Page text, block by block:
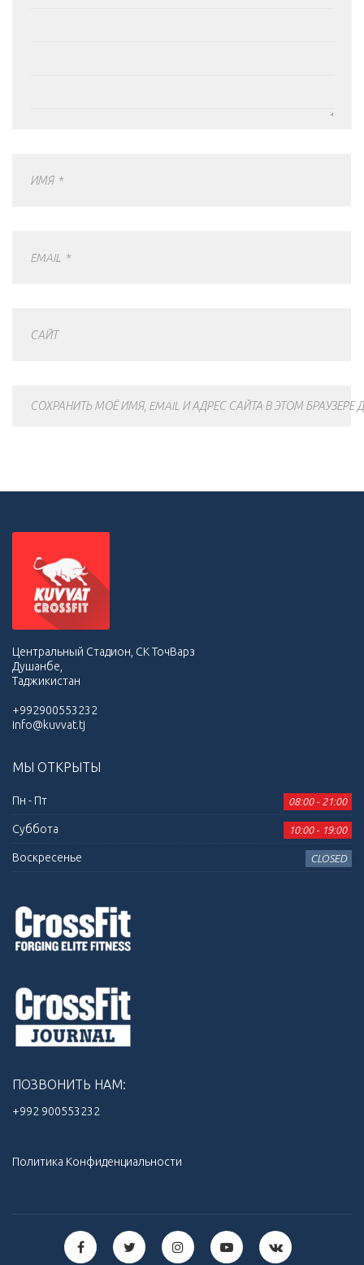
ИМЯ *
EMAIL *
САЙТ
СОХРАНИТЬ МОЁ ИМЯ, EMAIL И АДРЕС САЙТА В ЭТОМ
Центральный Стадион, СК ТочВарз
Душанбе,
Таджикистан
+992900553232
info@kuvvat.tj
МЫ ОТКРЫТЫ
Пн - Пт 08:00 - 21:00
Суббота 10:00 - 19:00
Воскресенье CLOSED
ПОЗВОНИТЬ НАМ:
+992 900553232‬
Политика Конфиденциальности